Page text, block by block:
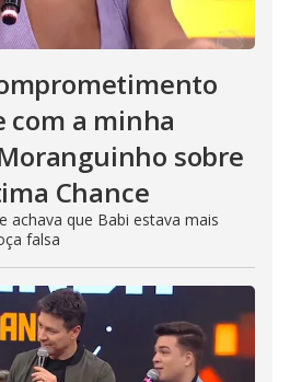
com a minha
sobre
Chance
achava que Babi estava mais
falsa